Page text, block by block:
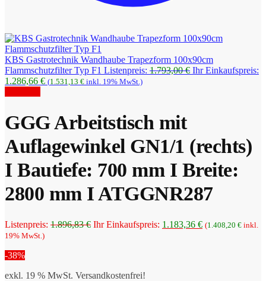
KBS Gastrotechnik Wandhaube Trapezform 100x90cm
Flammschutzfilter Typ F1 Listenpreis: 1.793,00€ Ursprünglicher
Ihr Einkaufspreis:
1.286,66 €Aktueller
(1.531,13 € inkl. 19% MwSt.)
GGG Arbeitstisch mit
Auflagewinkel GN1/1 (rechts)
I Bautiefe: 700 mm I Breite:
2800 mm I ATGGNR287
Listenpreis: 1.896,83€ Ursprünglicher
Ihr Einkaufspreis: 1.183,36 €Aktueller
(1.408,20 € inkl.
19% MwSt.)
-38%
exkl. 19 % MwSt. Versandkostenfrei!